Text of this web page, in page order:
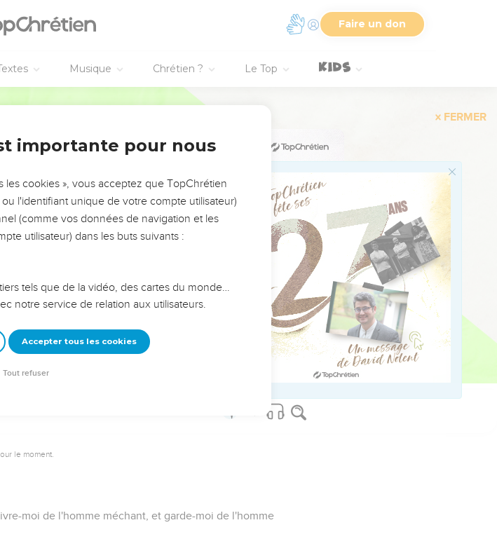
Faire un don
Musique Chrétien ? Le Top
FERMER
!
vision. Mais on voit
que ce sont
les erreurs
que leurs erreurs
ou une famille,
le moment.
moi de l'homme méchant, et garde-moi de l'homme
importante pour nous
les cookies », vous acceptez que TopChrétien
l'identifiant unique de votre compte utilisateur)
(comme vos données de navigation et les
utilisateur) dans les buts suivants :
tels que de la vidéo, des cartes du monde…
notre service de relation aux utilisateurs.
Accepter tous les cookies
Tout refuser